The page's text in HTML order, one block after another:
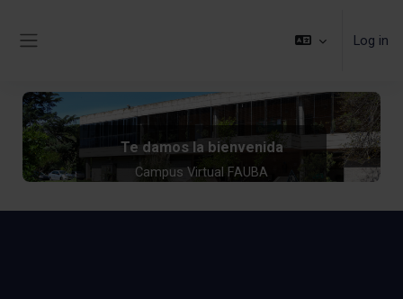
Log in
Te damos la bienvenida
Campus Virtual FAUBA